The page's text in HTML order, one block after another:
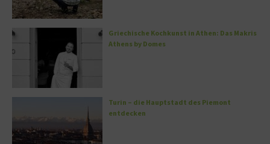
Griechische Kochkunst in Athen: Das Makris
Athens by Domes
Turin – die Hauptstadt des Piemont
entdecken